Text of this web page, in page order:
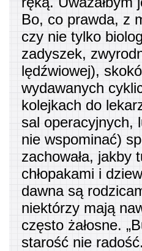
Bo, co prawda, z
czy nie tylko
zadyszek,
lędźwiowej),
wydawanych
kolejkach do
sal operacyjnych,
nie wspominać)
zachowała, jakby
chłopakami i
dawna są
niektórzy mają
często żałosne.
starość nie